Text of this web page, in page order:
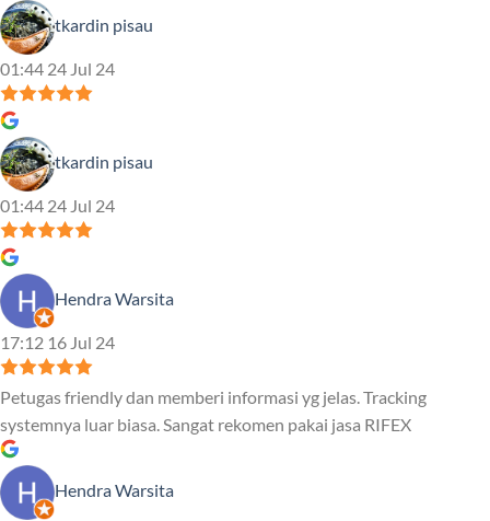
tkardin pisau
01:44 24 Jul 24
tkardin pisau
01:44 24 Jul 24
Hendra Warsita
17:12 16 Jul 24
Petugas friendly dan memberi informasi yg jelas. Tracking
systemnya luar biasa. Sangat rekomen pakai jasa RIFEX
Hendra Warsita